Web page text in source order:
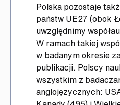
Polska pozostaje
państw UE27 (obok
uwzględnimy
W ramach takiej
w badanym okresie
publikacji. Polscy
wszystkim z
anglojęzycznych: